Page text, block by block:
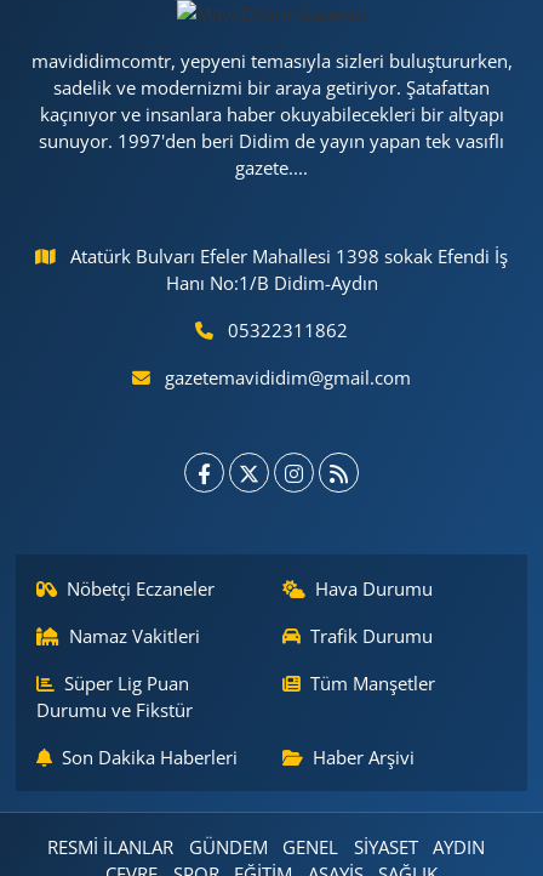
mavididimcomtr, yepyeni temasıyla sizleri buluştururken,
sadelik ve modernizmi bir araya getiriyor. Şatafattan
kaçınıyor ve insanlara haber okuyabilecekleri bir altyapı
sunuyor. 1997'den beri Didim de yayın yapan tek vasıflı
gazete....
Atatürk Bulvarı Efeler Mahallesi 1398 sokak Efendi İş
Hanı No:1/B Didim-Aydın
05322311862
gazetemavididim@gmail.com
Nöbetçi Eczaneler
Hava Durumu
Namaz Vakitleri
Trafik Durumu
Süper Lig Puan
Durumu ve Fikstür
Tüm Manşetler
Son Dakika Haberleri Haber Arşivi
RESMİ İLANLAR GÜNDEM GENEL SİYASET
AYDIN